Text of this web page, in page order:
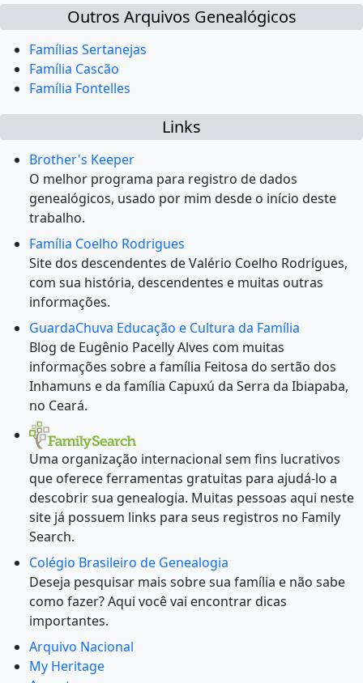
Outros Arquivos Genealógicos
Famílias Sertanejas
Família Cascão
Família Fontelles
Links
Brother's Keeper
O melhor programa para registro de dados
genealógicos, usado por mim desde o início deste
trabalho.
Família Coelho Rodrigues
Site dos descendentes de Valério Coelho Rodrigues,
com sua história, descendentes e muitas outras
informações.
GuardaChuva Educação e Cultura da Família
Blog de Eugênio Pacelly Alves com muitas
informações sobre a família Feitosa do sertão dos
Inhamuns e da família Capuxú da Serra da Ibiapaba,
no Ceará.
Uma organização internacional sem fins lucrativos
que oferece ferramentas gratuitas para ajudá-lo a
descobrir sua genealogia. Muitas pessoas aqui neste
site já possuem links para seus registros no Family
Search.
Colégio Brasileiro de Genealogia
Deseja pesquisar mais sobre sua família e não sabe
como fazer? Aqui você vai encontrar dicas
importantes.
Arquivo Nacional
My Heritage